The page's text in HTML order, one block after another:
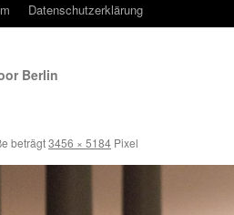
Datenschutzerklärung
Berlin
beträgt3456 × 5184 Pixel